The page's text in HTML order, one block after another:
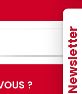
Newsletter
?